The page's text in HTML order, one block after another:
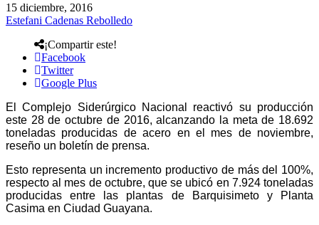
15 diciembre, 2016
Estefani Cadenas Rebolledo
¡Compartir este!
Facebook
Twitter
Google Plus
El Complejo Siderúrgico Nacional reactivó su producción
este 28 de octubre de 2016, alcanzando la meta de 18.692
toneladas producidas de acero en el mes de noviembre,
reseño un boletín de prensa.
Esto representa un incremento productivo de más del 100%,
respecto al mes de octubre, que se ubicó en 7.924 toneladas
producidas entre las plantas de Barquisimeto y Planta
Casima en Ciudad Guayana.